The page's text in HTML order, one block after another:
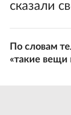
сказали
По словам
«такие вещи